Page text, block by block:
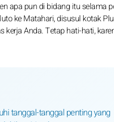
apa pun di bidang itu selama
ke Matahari, disusul kotak
Anda. Tetap hati-hati,
tanggal-tanggal penting yang